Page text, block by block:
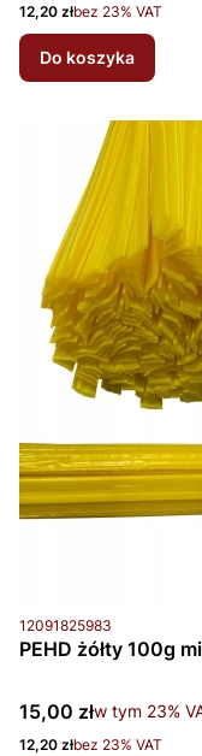
Cena netto
12,20 złbez 23% VAT
Do koszyka
Kod produktu
12091825983
PEHD żółty 100g
Cena brutto
15,00 złw tym %s VAT
w tym 23%
Cena netto
12,20 złbez 23% VAT